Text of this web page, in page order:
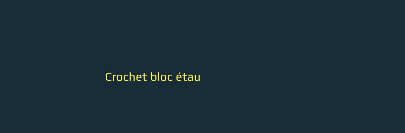
Crochet bloc étau